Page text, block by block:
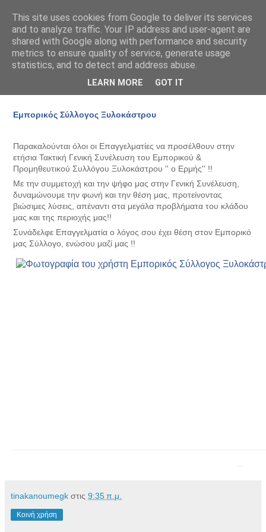
Πέμπτη 26 Ιανουαρίου 2017
Εμπορικός Σύλλογος Ξυλοκάστρου
Παρακαλούνται όλοι οι Επαγγελματίες να προσέλθουν στην
ετήσια Τακτική Γενική Συνέλευση του Εμπορικού &
Προμηθευτικού Συλλόγου Ξυλοκάστρου '' ο Ερμής'' !!
Με την συμμετοχή και την ψήφο μας στην Γενική Συνέλευση,
δυναμώνουμε την φωνή και την θέση μας, προτείνοντας
βιώσιμες λύσεις, απέναντι στα μεγάλα προβλήματα του κλάδου
μας και της περιοχής μας!!
Συνάδελφε Επαγγελματία ο λόγος σου έχει θέση στον Εμπορικό
μας Σύλλογο, ενώσου μαζί μας !!
tinakanoumegk στις 9:35 π.μ.
Κοινή χρήση
This site uses cookies from Google to deliver its services
and to analyze traffic. Your IP address and user-agent are
shared with Google along with performance and security
metrics to ensure quality of service, generate usage
statistics, and to detect and address abuse.
LEARN MORE GOT IT